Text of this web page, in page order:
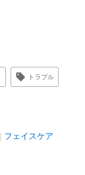
トラブル
フェイスケア